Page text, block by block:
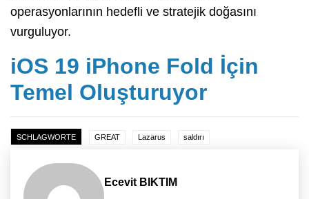
operasyonlarının hedefli ve stratejik doğasını
vurguluyor.
iOS 19 iPhone Fold İçin
Temel Oluşturuyor
SCHLAGWORTE GREAT Lazarus saldırı
Ecevit BIKTIM